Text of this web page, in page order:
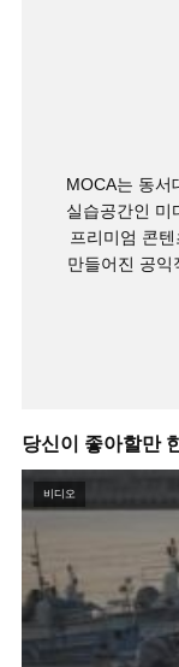
MOCA는 동서
실습공간인 미
프리미엄 콘
만들어진 공
당신이 좋아할만
비디오